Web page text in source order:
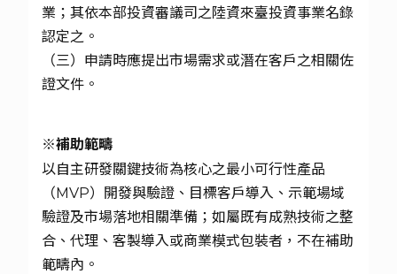
業；其依本部投資審議司之陸資來臺投資事業名錄
認定之。
（三）申請時應提出市場需求或潛在客戶之相關佐
證文件。
※補助範疇
以自主研發關鍵技術為核心之最小可行性產品
（MVP）開發與驗證、目標客戶導入、示範場域
驗證及市場落地相關準備；如屬既有成熟技術之整
合、代理、客製導入或商業模式包裝者，不在補助
範疇內。